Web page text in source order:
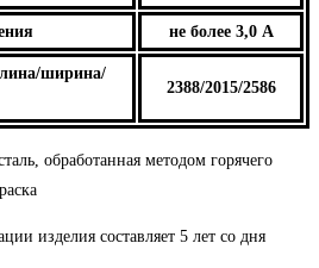
не более 3,0 А
ширина/
2388/2015/2586
обработанная методом горячего
изделия составляет 5 лет со дня